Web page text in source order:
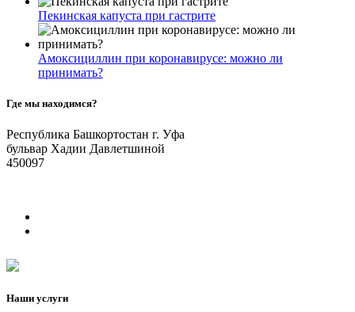
Пекинская капуста при гастрите
Амоксициллин при коронавирусе: можно ли
принимать?
Где мы находимся?
Республика Башкортостан г. Уфа
бульвар Хадии Давлетшиной
450097
Наши услуги